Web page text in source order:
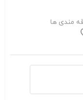
مندی ها